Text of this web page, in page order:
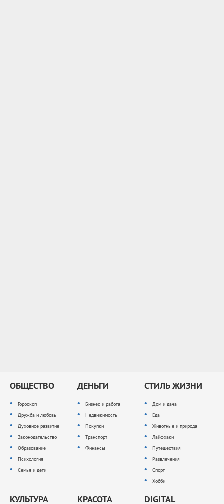
ОБЩЕСТВО
Гороскоп
Дружба и любовь
Духовное развитие
Законодательство
Образование
Психология
Семья и дети
ДЕНЬГИ
Бизнес и работа
Недвижимость
Покупки
Транспорт
Финансы
СТИЛЬ ЖИЗНИ
Дом и дача
Еда
Животные и природа
Лайфхаки
Путешествия
Развлечения
Спорт
Хобби
КУЛЬТУРА КРАСОТА DIGITAL